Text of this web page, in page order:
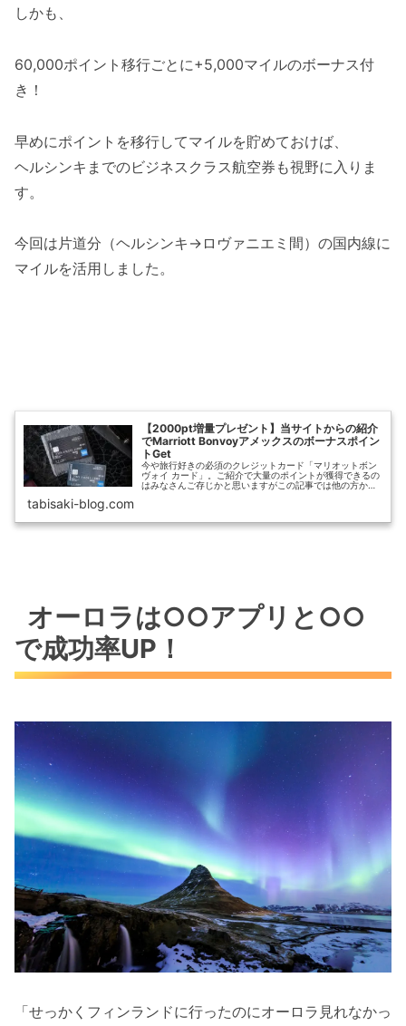
しかも、
60,000ポイント移行ごとに+5,000マイルのボーナス付
き！
早めにポイントを移行してマイルを貯めておけば、
ヘルシンキまでのビジネスクラス航空券も視野に入りま
す。
今回は片道分（ヘルシンキ→ロヴァニエミ間）の国内線に
マイルを活用しました。
【2000pt増量プレゼント】当サイトからの紹介
でMarriott Bonvoyアメックスのボーナスポイン
トGet
今や旅行好きの必須のクレジットカード「マリオットボン
ヴォイ カード」。ご紹介で大量のポイントが獲得できるの
はみなさんご存じかと思いますがこの記事では他の方から
tabisaki-blog.com
オーロラは○○アプリと○○
で成功率UP！
「せっかくフィンランドに行ったのにオーロラ見れなかっ